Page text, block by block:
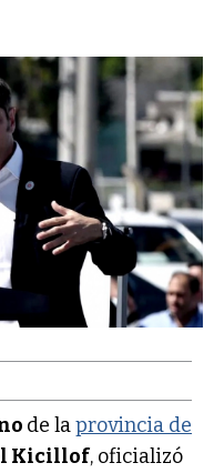
de laprovincia de
Kicillof, oficializó